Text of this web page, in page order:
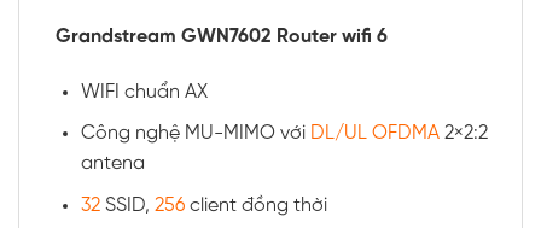
Grandstream GWN7602 Router wifi 6
WIFI chuẩn AX
Công nghệ MU-MIMO với DL/UL OFDMA2×2:2
antena
32SSID, 256client đồng thời